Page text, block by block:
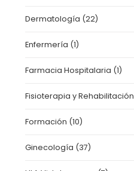
Dermatología (22)
Enfermería (1)
Farmacia Hospitalaria (1)
Fisioterapia y Rehabilitación
Formación (10)
Ginecología (37)